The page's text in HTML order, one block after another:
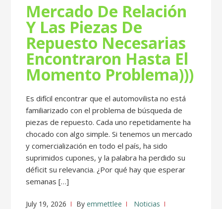
Mercado De Relación
Y Las Piezas De
Repuesto Necesarias
Encontraron Hasta El
Momento Problema)))
Es difícil encontrar que el automovilista no está
familiarizado con el problema de búsqueda de
piezas de repuesto. Cada uno repetidamente ha
chocado con algo simple. Si tenemos un mercado
y comercialización en todo el país, ha sido
suprimidos cupones, y la palabra ha perdido su
déficit su relevancia. ¿Por qué hay que esperar
semanas […]
July 19, 2026 Byemmettlee
Noticias